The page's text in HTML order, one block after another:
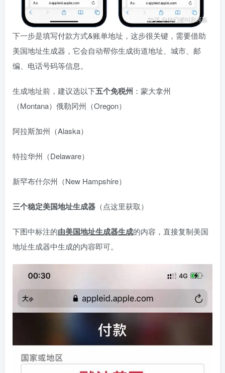
下一步是填写付款方式&账单地址，这步很关键，需要借助
美国地址生成器 ，它会自动帮你生成街道地址、城市、邮
编、电话号码等信息。
生成地址前，建议选以下五个免税州 ：蒙大拿州
（Montana）俄勒冈州（Oregon）
阿拉斯加州（Alaska）
特拉华州（Delaware）
新罕布什尔州（New Hampshire）
三个稳定美国地址生成器 （点这里获取）
下图中标注的由美国地址生成器生成的内容，直接复制美国
地址生成器中生成的内容即可。